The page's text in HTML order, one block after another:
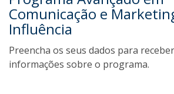
Comunicação e
Influência
Preencha os seus dados para
informações sobre o programa.